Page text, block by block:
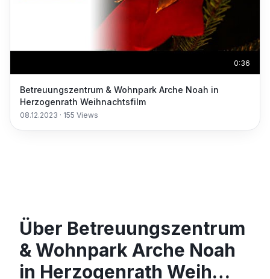
0:36
Betreuungszentrum & Wohnpark Arche Noah in
Herzogenrath Weihnachtsfilm
08.12.2023 · 155 Views
Über Betreuungszentrum
& Wohnpark Arche Noah
in Herzogenrath Weih…